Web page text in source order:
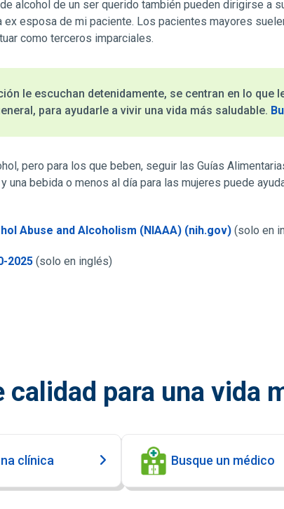
alcohol de un ser querido también pueden dirigirse a
esposa de mi paciente. Los pacientes mayores
como terceros imparciales.
le escuchan detenidamente, se centran en lo que
para ayudarle a vivir una vida más saludable.
pero para los que beben, seguir las Guías
una bebida o menos al día para las mujeres puede
Abuse and Alcoholism (NIAAA) (nih.gov) (solo en
2025 (solo en inglés)
para una vida
clínica Busque un médico